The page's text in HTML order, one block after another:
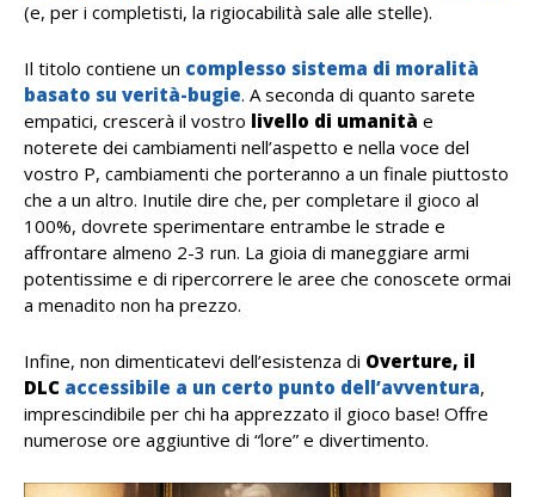
(e, per i completisti, la rigiocabilità sale alle stelle).
Il titolo contiene un complesso sistema di moralità
basato su verità-bugie. A seconda di quanto sarete
empatici, crescerà il vostro livello di umanità e
noterete dei cambiamenti nell’aspetto e nella voce del
vostro P, cambiamenti che porteranno a un finale piuttosto
che a un altro. Inutile dire che, per completare il gioco al
100%, dovrete sperimentare entrambe le strade e
affrontare almeno 2-3 run. La gioia di maneggiare armi
potentissime e di ripercorrere le aree che conoscete ormai
a menadito non ha prezzo.
Infine, non dimenticatevi dell’esistenza di Overture, il
DLC accessibile a un certo punto dell’avventura,
imprescindibile per chi ha apprezzato il gioco base! Offre
numerose ore aggiuntive di “lore” e divertimento.